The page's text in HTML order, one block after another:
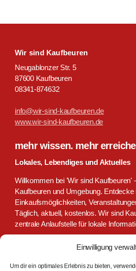
Einwilligung
Um dir ein optimales Erlebnis zu bieten,
Wir sind Kaufbeuren
Neugablonzer Str. 5
87600 Kaufbeuren
08341-874632
info@wir-sind-kaufbeuren.de
www.wir-sind-kaufbeuren.de
mehr wissen. mehr
Lokales, Lebendiges und Aktuelles
Willkommen bei 'Wir sind Kaufbeuren'
Kaufbeuren und Umgebung.
Einkaufsmöglichkeiten,
Täglich, aktuell, kostenlos. Wir sind
zentrale Anlaufstelle für lokale